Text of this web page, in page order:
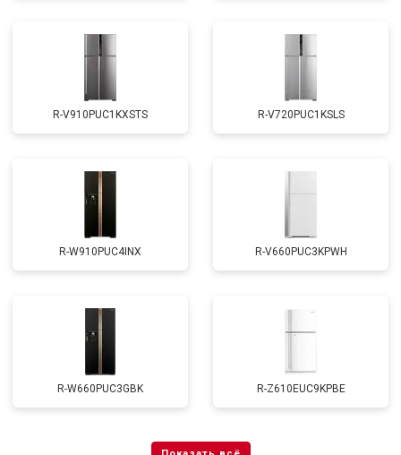
R-V910PUC1KXSTS R-V720PUC1KSLS
R-W910PUC4INX R-V660PUC3KPWH
R-W660PUC3GBK R-Z610EUC9KPBE